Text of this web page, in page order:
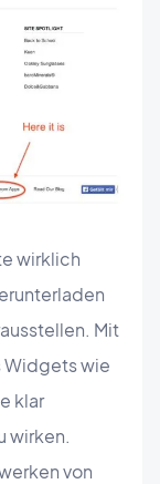
wirklich
Mit
Widgets wie
klar
wirken.
von